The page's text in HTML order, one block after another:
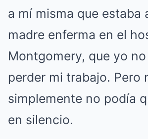
a mí misma que estaba
madre enferma en el
Montgomery, que yo
perder mi trabajo. Pero
simplemente no podía
en silencio.